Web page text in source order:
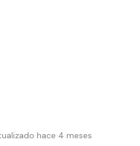
hace 4 meses